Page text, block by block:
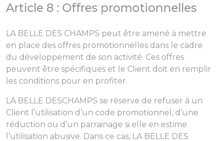
Article 8 : Offres promotionnelles
LA BELLE DES CHAMPS peut être amené à mettre
en place des offres promotionnelles dans le cadre
du développement de son activité. Ces offres
peuvent être spécifiques et le Client doit en remplir
les conditions pour en profiter.
LA BELLE DESCHAMPS se réserve de refuser à un
Client l’utilisation d’un code promotionnel, d’une
réduction ou d’un parrainage si elle en estime
l’utilisation abusive. Dans ce cas, LA BELLE DES